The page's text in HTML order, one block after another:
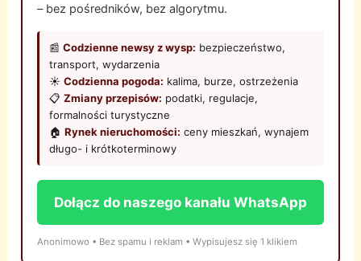
– bez pośredników, bez algorytmu.
📰Codzienne newsy z wysp: bezpieczeństwo,
transport, wydarzenia
☀️Codzienna pogoda: kalima, burze, ostrzeżenia
📋Zmiany przepisów: podatki, regulacje,
formalności turystyczne
🏠Rynek nieruchomości: ceny mieszkań, wynajem
długo- i krótkoterminowy
Dołącz do naszego kanału WhatsApp
Anonimowo • Bez spamu i reklam • Wypisujesz się 1 klikiem